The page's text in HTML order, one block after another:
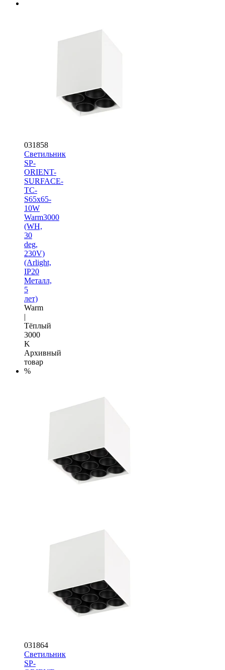
031858
Светильник
SP-
ORIENT-
SURFACE-
TC-
S65x65-
10W
Warm3000
(WH,
30
deg,
230V)
(Arlight,
IP20
Металл,
5
лет)
Warm
|
Тёплый
3000
K
Архивный
товар
%
031864
Светильник
SP-